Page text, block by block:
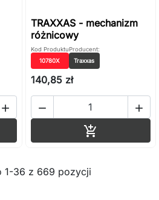

TRAXXAS - mechanizm
różnicowy
Kod Produktu
10780X
Producent:
Traxxas
140,85 zł
 

1-36 z 669 pozycji